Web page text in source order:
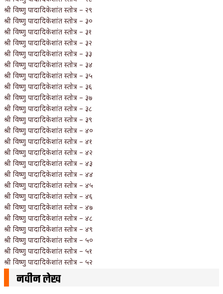
श्री विष्णु पादादिकेशांत स्तोत्र – २९
श्री विष्णु पादादिकेशांत स्तोत्र – ३०
श्री विष्णु पादादिकेशांत स्तोत्र – ३१
श्री विष्णु पादादिकेशांत स्तोत्र – ३२
श्री विष्णु पादादिकेशांत स्तोत्र – ३३
श्री विष्णु पादादिकेशांत स्तोत्र – ३४
श्री विष्णु पादादिकेशांत स्तोत्र – ३५
श्री विष्णु पादादिकेशांत स्तोत्र – ३६
श्री विष्णु पादादिकेशांत स्तोत्र – ३७
श्री विष्णु पादादिकेशांत स्तोत्र – ३८
श्री विष्णु पादादिकेशांत स्तोत्र – ३९
श्री विष्णु पादादिकेशांत स्तोत्र – ४०
श्री विष्णु पादादिकेशांत स्तोत्र – ४१
श्री विष्णु पादादिकेशांत स्तोत्र – ४२
श्री विष्णु पादादिकेशांत स्तोत्र – ४३
श्री विष्णु पादादिकेशांत स्तोत्र – ४४
श्री विष्णु पादादिकेशांत स्तोत्र – ४५
श्री विष्णु पादादिकेशांत स्तोत्र – ४६
श्री विष्णु पादादिकेशांत स्तोत्र – ४७
श्री विष्णु पादादिकेशांत स्तोत्र – ४८
श्री विष्णु पादादिकेशांत स्तोत्र – ४९
श्री विष्णु पादादिकेशांत स्तोत्र – ५०
श्री विष्णु पादादिकेशांत स्तोत्र – ५१
श्री विष्णु पादादिकेशांत स्तोत्र – ५२
नवीन लेख